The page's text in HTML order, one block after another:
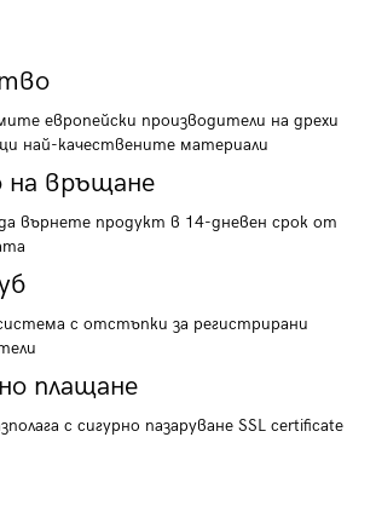
европейски производители на дрехи
най-качествените материали
на връщане
върнете продукт в 14-дневен срок от
с отстъпки за регистрирани
плащане
с сигурно пазаруване SSL certificate